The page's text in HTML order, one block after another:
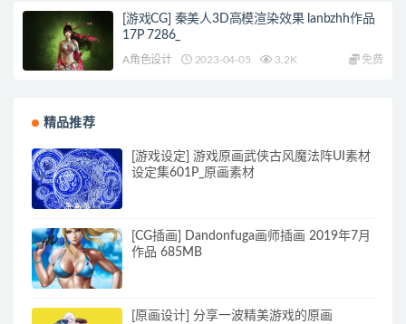
[游戏CG] 秦美人3D高模渲染效果 lanbzhh作品
17P 7286_
A角色设计 2023-04-05 3.2K 免费
精品推荐
[游戏设定] 游戏原画武侠古风魔法阵UI素材
设定集601P_原画素材
[CG插画] Dandonfuga画师插画 2019年7月
作品 685MB
[原画设计] 分享一波精美游戏的原画